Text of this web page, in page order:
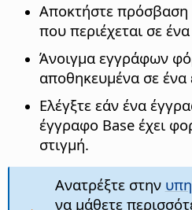
Αποκτήστε
που περιέχεται σε
Άνοιγμα εγγράφων
αποθηκευμένα σε
Ελέγξτε εάν ένα
έγγραφο Base έχει
στιγμή.
Ανατρέξτε στην
να μάθετε